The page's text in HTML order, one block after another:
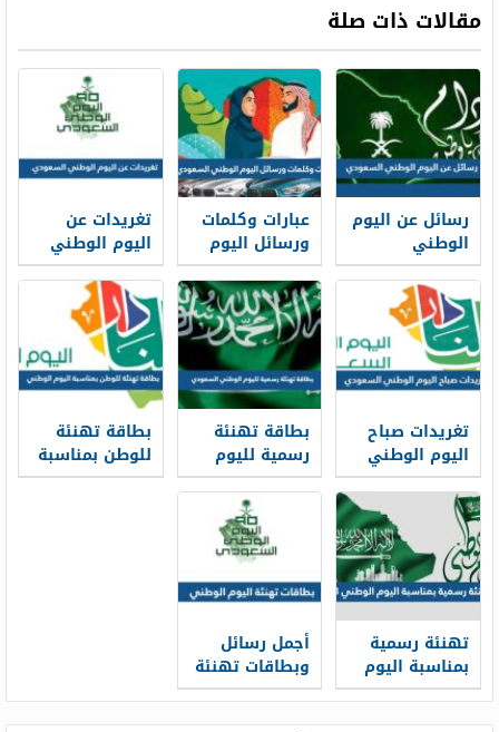
مقالات ذات صلة
رسائل عن اليوم
الوطني
السعودي 95
جديدة وقوية
عبارات وكلمات
ورسائل اليوم
الوطني
السعودي 95
بالصور
تغريدات عن
اليوم الوطني
السعودي 95،
أجمل التغريدات
عن اليوم
الوطني
السعودي
تغريدات صباح
اليوم الوطني
السعودي 95
بالعربي
والانجليزي
بطاقة تهنئة
رسمية لليوم
الوطني
السعودي 95
بطاقة تهنئة
للوطن بمناسبة
اليوم الوطني
تهنئة رسمية
بمناسبة اليوم
الوطني 95 ،
أجمل رسائل
وبطاقات تهنئة
اليوم الوطني